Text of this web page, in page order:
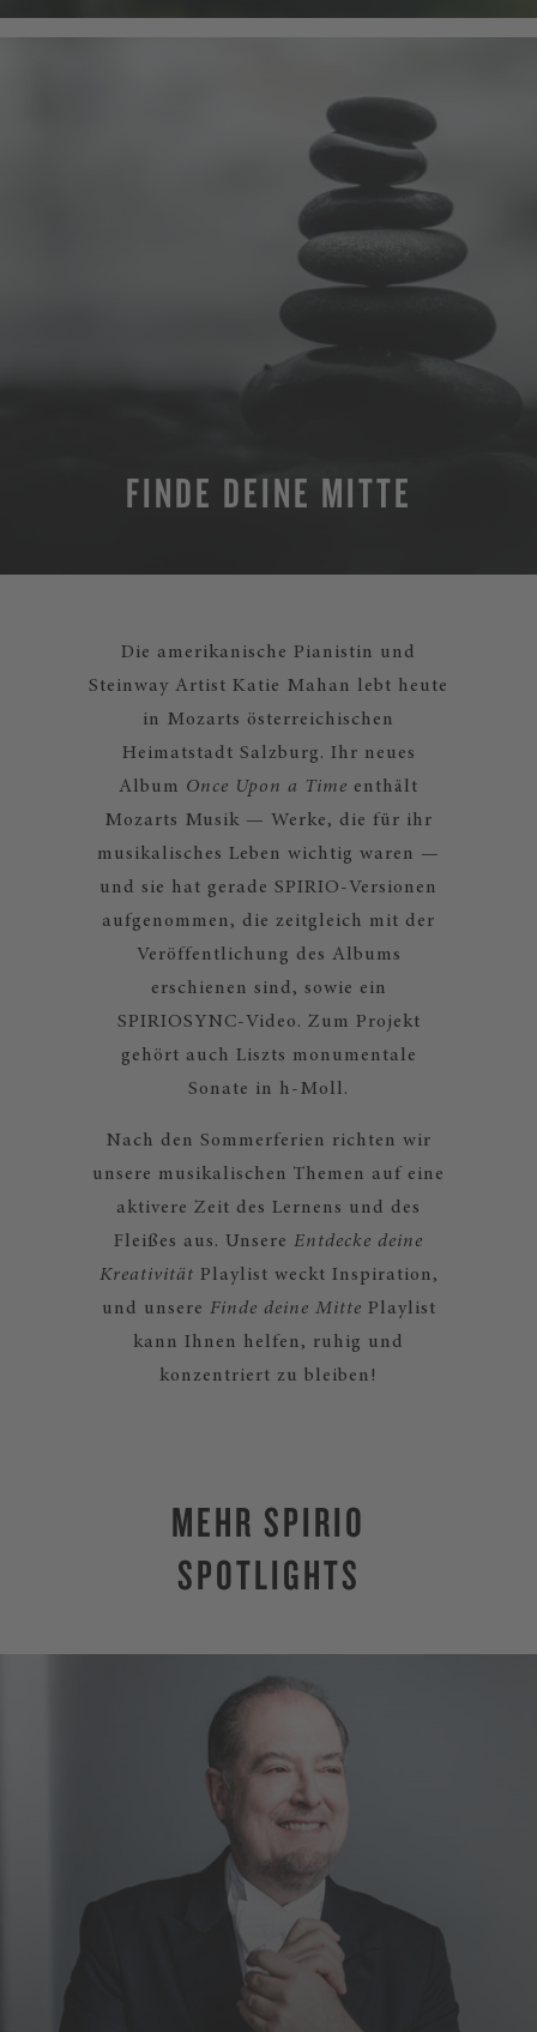
FINDE DEINE MITTE
Die amerikanische Pianistin und
Steinway Artist Katie Mahan lebt heute
in Mozarts österreichischen
Heimatstadt Salzburg. Ihr neues
Album Once Upon a Time enthält
Mozarts Musik — Werke, die für ihr
musikalisches Leben wichtig waren —
und sie hat gerade SPIRIO-Versionen
aufgenommen, die zeitgleich mit der
Veröffentlichung des Albums
erschienen sind, sowie ein
SPIRIOSYNC-Video. Zum Projekt
gehört auch Liszts monumentale
Sonate in h-Moll.
Nach den Sommerferien richten wir
unsere musikalischen Themen auf eine
aktivere Zeit des Lernens und des
Fleißes aus. Unsere Entdecke deine
Kreativität Playlist weckt Inspiration,
und unsere Finde deine Mitte Playlist
kann Ihnen helfen, ruhig und
konzentriert zu bleiben!
MEHR SPIRIO
SPOTLIGHTS